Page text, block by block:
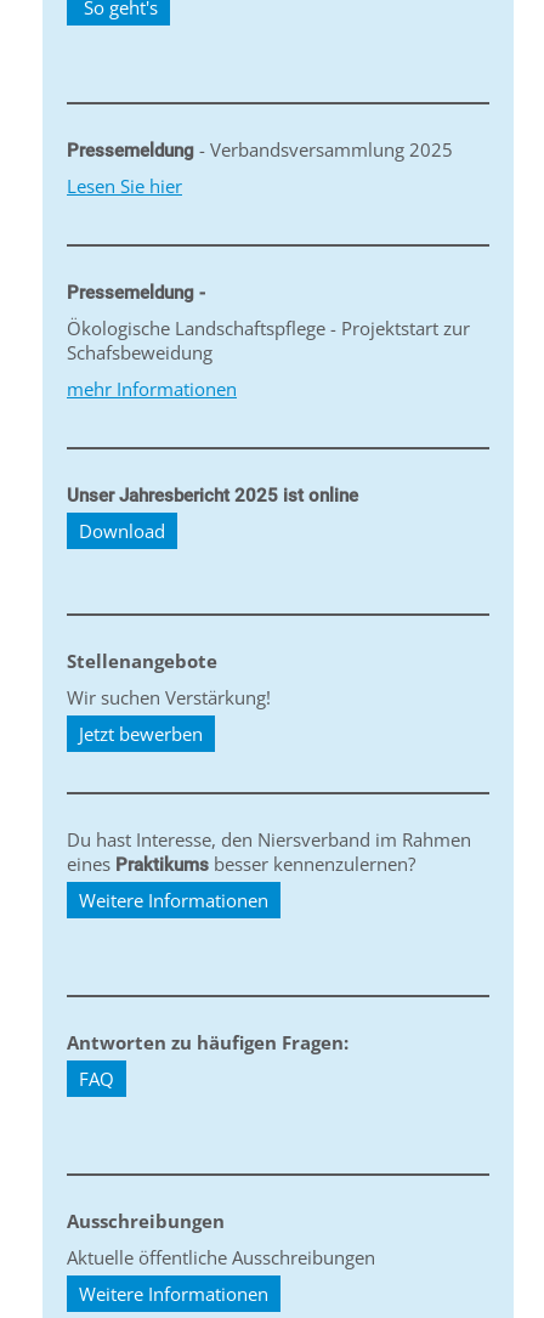
So geht's
Pressemeldung - Verbandsversammlung 2025
Lesen Sie hier
Pressemeldung -
Ökologische Landschaftspflege - Projektstart zur
Schafsbeweidung
mehr Informationen
Unser Jahresbericht 2025 ist online
Download
Stellenangebote
Wir suchen Verstärkung!
Jetzt bewerben
Du hast Interesse, den Niersverband im Rahmen
eines Praktikums besser kennenzulernen?
Weitere Informationen
Antworten zu häufigen Fragen:
FAQ
Ausschreibungen
Aktuelle öffentliche Ausschreibungen
Weitere Informationen